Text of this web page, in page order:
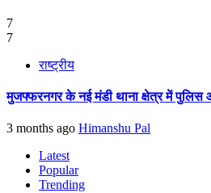
7
7
राष्ट्रीय
मुजफ्फरनगर के नई मंडी थाना क्षेत्र में
3 months ago Himanshu Pal
Latest
Popular
Trending